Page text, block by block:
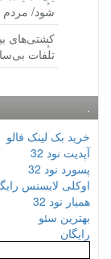
شود/ مردم
کشتی‌های
تلفات
.
خرید بک لینک فالو
آپدیت نود 32
پسورد نود 32
اوکلی لایسنس
همیار نود 32
بهترین سئو
رایگان